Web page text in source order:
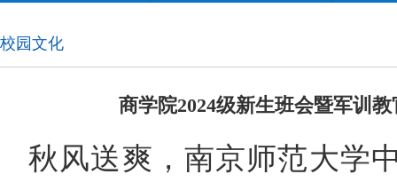
校园文化
商学院2024级新生班会暨军训
秋风送爽，南京师范大学